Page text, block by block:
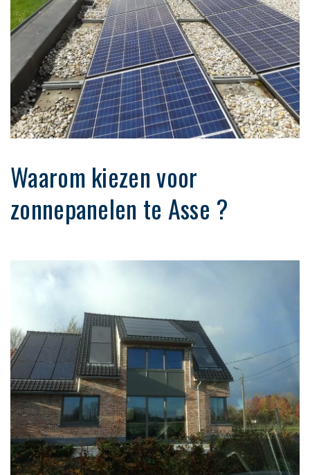
Waarom kiezen voor
zonnepanelen te Asse ?